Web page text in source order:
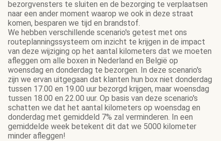
bezorgvensters te sluiten en de bezorging te verplaatsen
naar een ander moment waarop we ook in deze straat
komen, besparen we tijd en brandstof.
We hebben verschillende scenario's getest met ons
routeplanningssysteem om inzicht te krijgen in de impact
van deze wijziging op het aantal kilometers dat we moeten
afleggen om alle boxen in Nederland en België op
woensdag en donderdag te bezorgen. In deze scenario's
zijn we ervan uitgegaan dat klanten hun box niet donderdag
tussen 17.00 en 19.00 uur bezorgd krijgen, maar woensdag
tussen 18.00 en 22.00 uur. Op basis van deze scenario's
schatten we dat het aantal kilometers op woensdag en
donderdag met gemiddeld 7% zal verminderen. In een
gemiddelde week betekent dit dat we 5000 kilometer
minder afleggen!